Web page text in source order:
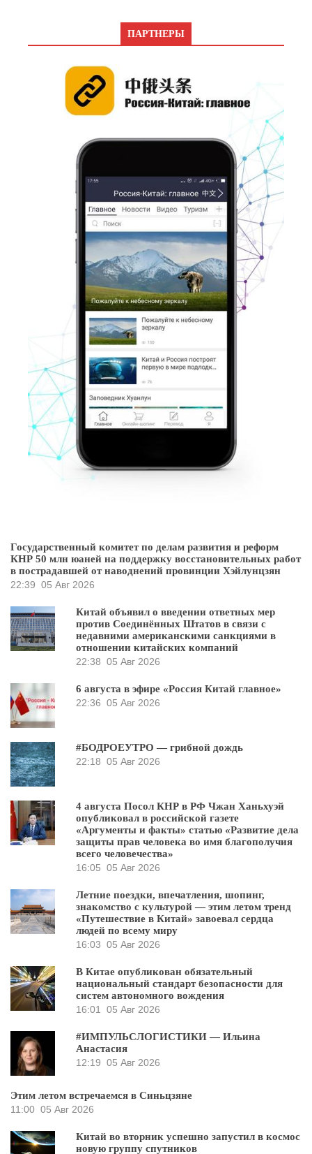
ПАРТНЕРЫ
Государственный комитет по делам развития и реформ
КНР 50 млн юаней на поддержку восстановительных работ
в пострадавшей от наводнений провинции Хэйлунцзян
22:39 05 Авг 2026
Китай объявил о введении ответных мер
против Соединённых Штатов в связи с
недавними американскими санкциями в
отношении китайских компаний
22:38 05 Авг 2026
6 августа в эфире «Россия Китай главное»
22:36 05 Авг 2026
#БОДРОЕУТРО — грибной дождь
22:18 05 Авг 2026
4 августа Посол КНР в РФ Чжан Ханьхуэй
опубликовал в российской газете
«Аргументы и факты» статью «Развитие дела
защиты прав человека во имя благополучия
всего человечества»
16:05 05 Авг 2026
Летние поездки, впечатления, шопинг,
знакомство с культурой — этим летом тренд
«Путешествие в Китай» завоевал сердца
людей по всему миру
16:03 05 Авг 2026
В Китае опубликован обязательный
национальный стандарт безопасности для
систем автономного вождения
16:01
05 Авг 2026
#ИМПУЛЬСЛОГИСТИКИ — Ильина
Анастасия
12:19 05 Авг 2026
Этим летом встречаемся в Синьцзяне
11:00 05 Авг 2026
Китай во вторник успешно запустил в космос
новую группу спутников